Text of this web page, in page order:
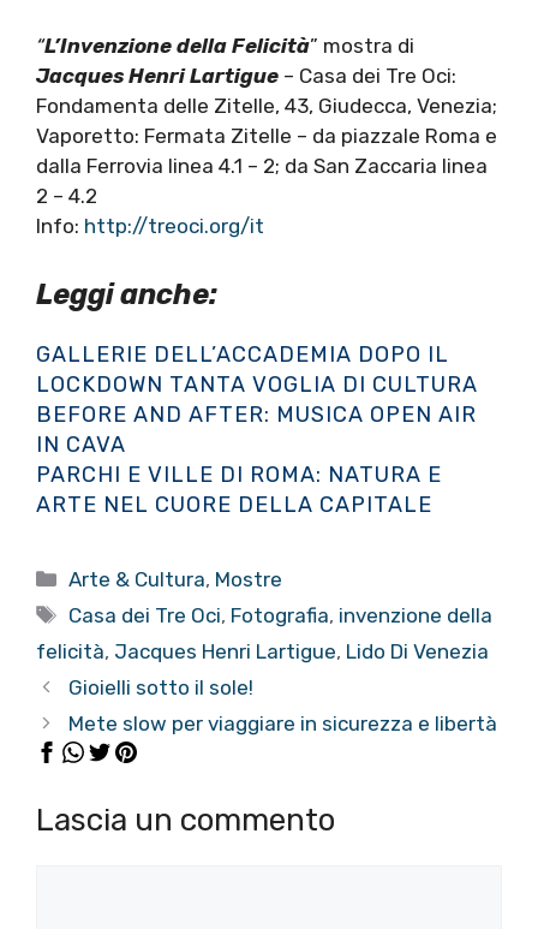
“L’Invenzione della Felicità” mostra di
Jacques Henri Lartigue – Casa dei Tre Oci:
Fondamenta delle Zitelle, 43, Giudecca, Venezia;
Vaporetto: Fermata Zitelle – da piazzale Roma e
dalla Ferrovia linea 4.1 – 2; da San Zaccaria linea
2 – 4.2
Info: http://treoci.org/it
Leggi anche:
GALLERIE DELL’ACCADEMIA DOPO IL
LOCKDOWN TANTA VOGLIA DI CULTURA
BEFORE AND AFTER: MUSICA OPEN AIR
IN CAVA
PARCHI E VILLE DI ROMA: NATURA E
ARTE NEL CUORE DELLA CAPITALE
Categorie
Arte & Cultura, Mostre
Tag
Casa dei Tre Oci, Fotografia, invenzione della
felicità, Jacques Henri Lartigue, Lido Di Venezia
Gioielli sotto il sole!
Mete slow per viaggiare in sicurezza e libertà
Lascia un commento